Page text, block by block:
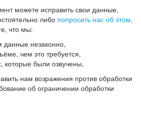
можете исправить свои данные,
либо попросить нас об этом.
что мы:
данные незаконно,
чем это требуется,
которые были озвучены,
нам возражения против обработки
об ограничении обработки